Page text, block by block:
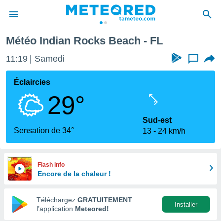
de
en
Météo Indian Rocks Beach - FL
11:19 Samedi ...
Éclaircies
29°
Sensation de 34°
Sud-est
13
24 km/h
Flash info
Encore de la chaleur !
Téléchargez GRATUITEMENT
l’application Meteored!
Installer